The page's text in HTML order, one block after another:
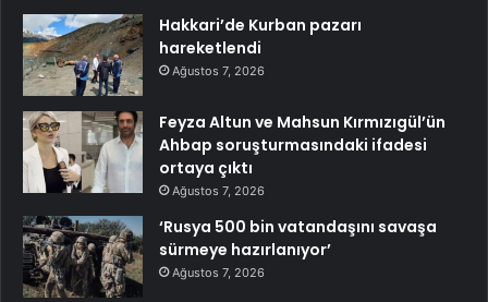
Hakkari’de Kurban pazarı
hareketlendi
Ağustos 7, 2026
Feyza Altun ve Mahsun Kırmızıgül’ün
Ahbap soruşturmasındaki ifadesi
ortaya çıktı
Ağustos 7, 2026
‘Rusya 500 bin vatandaşını savaşa
sürmeye hazırlanıyor’
Ağustos 7, 2026